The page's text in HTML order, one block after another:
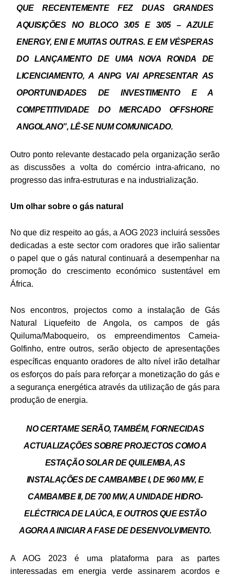
QUE RECENTEMENTE FEZ DUAS GRANDES
AQUISIÇÕES NO BLOCO 3/05 E 3/05 – AZULE
ENERGY, ENI E MUITAS OUTRAS. E EM VÉSPERAS
DO LANÇAMENTO DE UMA NOVA RONDA DE
LICENCIAMENTO, A ANPG VAI APRESENTAR AS
OPORTUNIDADES DE INVESTIMENTO E A
COMPETITIVIDADE DO MERCADO OFFSHORE
ANGOLANO”, LÊ-SE NUM COMUNICADO.
Outro ponto relevante destacado pela organização serão
as discussões a volta do comércio intra-africano, no
progresso das infra-estruturas e na industrialização.
Um olhar sobre o gás natural
No que diz respeito ao gás, a AOG 2023 incluirá sessões
dedicadas a este sector com oradores que irão salientar
o papel que o gás natural continuará a desempenhar na
promoção do crescimento económico sustentável em
África.
Nos encontros, projectos como a instalação de Gás
Natural Liquefeito de Angola, os campos de gás
Quiluma/Maboqueiro, os empreendimentos Cameia-
Golfinho, entre outros, serão objecto de apresentações
específicas enquanto oradores de alto nível irão detalhar
os esforços do país para reforçar a monetização do gás e
a segurança energética através da utilização de gás para
produção de energia.
NO CERTAME SERÃO, TAMBÉM, FORNECIDAS
ACTUALIZAÇÕES SOBRE PROJECTOS COMO A
ESTAÇÃO SOLAR DE QUILEMBA, AS
INSTALAÇÕES DE CAMBAMBE I, DE 960 MW, E
CAMBAMBE II, DE 700 MW, A UNIDADE HIDRO-
ELÉCTRICA DE LAÚCA, E OUTROS QUE ESTÃO
AGORA A INICIAR A FASE DE DESENVOLVIMENTO.
A AOG 2023 é uma plataforma para as partes
interessadas em energia verde assinarem acordos e